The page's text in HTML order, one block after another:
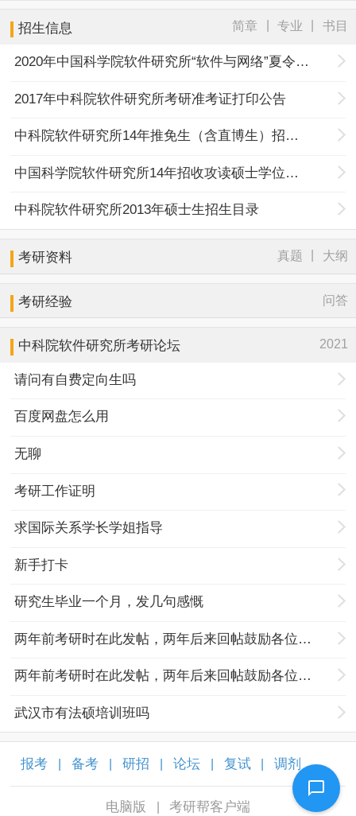
招生信息 简章 专业 书目
2020年中国科学院软件研究所“软件与网络”夏令营通知
2017年中科院软件研究所考研准考证打印公告
中科院软件研究所14年推免生（含直博生）招收简章
中国科学院软件研究所14年招收攻读硕士学位研究生简章
中科院软件研究所2013年硕士生招生目录
考研资料 真题 大纲
考研经验 问答
中科院软件研究所考研论坛 2021
请问有自费定向生吗
百度网盘怎么用
无聊
考研工作证明
求国际关系学长学姐指导
新手打卡
研究生毕业一个月，发几句感慨
两年前考研时在此发帖，两年后来回帖鼓励各位努力奋斗的孩子们
两年前考研时在此发帖，两年后来回帖鼓励各位努力奋斗的孩子们
武汉市有法硕培训班吗
报考 备考 研招 论坛 复试 调剂
电脑版 考研帮客户端